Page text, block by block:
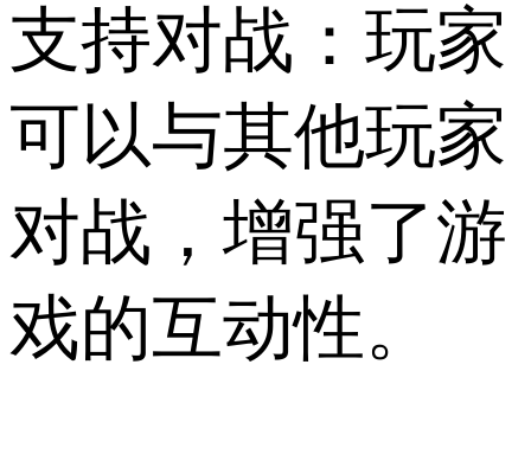
支持对战：玩家
可以与其他玩家
对战，增强了游
戏的互动性。